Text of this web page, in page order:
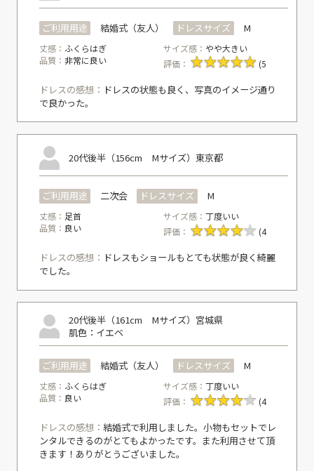
ご利用用途 結婚式（友人） ドレスサイズ M
丈感： ふくらはぎ サイズ感： やや大きい
品質： 非常に良い 評価： (5
ドレスの感想： ドレスの状態も良く、写真のイメージ通り
で良かった。
20代後半（156cm Mサイズ） 東京都
ご利用用途 二次会 ドレスサイズ M
丈感： 足首 サイズ感：丁度いい
品質： 良い 評価： (4
ドレスの感想： ドレスもショールもとても状態が良く綺麗
でした。
20代後半（161cm Mサイズ） 宮城県
肌色：イエベ
ご利用用途 結婚式（友人） ドレスサイズ M
丈感： ふくらはぎ サイズ感：丁度いい
品質： 良い 評価： (4
ドレスの感想： 結婚式で利用しました。小物もセットでレ
ンタルできるのがとてもよかったです。また利用させて頂
きます！ありがとうございました。